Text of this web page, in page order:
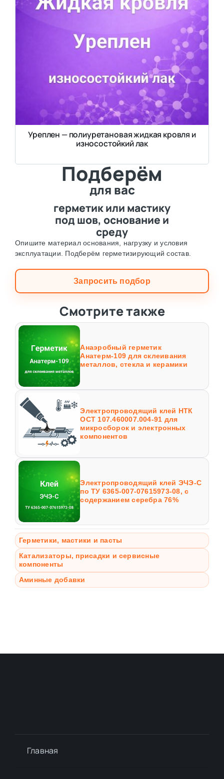
Уреплен — полиуретановая жидкая кровля и
износостойкий лак
Подберём
для вас
герметик или мастику
под шов, основание и
среду
Опишите материал основания, нагрузку и условия
эксплуатации. Подберём герметизирующий состав.
Запросить подбор
Смотрите также
Анаэробный герметик
Анатерм-109 для склеивания
металлов, стекла и керамики
Электропроводящий клей НТК
ОСТ 107.460007.004-91 для
микросборок и электронных
компонентов
Электропроводящий клей ЭЧЭ-С
по ТУ 6365-007-07615973-08, с
содержанием серебра 76%
Герметики, мастики и пасты
Катализаторы, присадки и сервисные
компоненты
Аминные добавки
Главная